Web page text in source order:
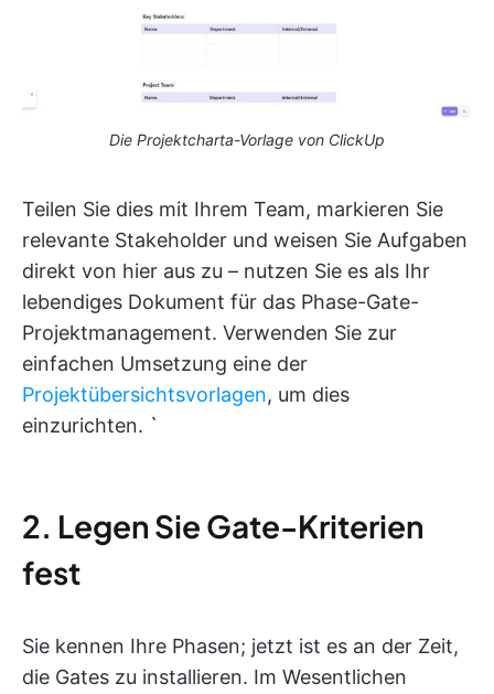
Die Projektcharta-Vorlage von ClickUp
Teilen Sie dies mit Ihrem Team, markieren Sie
relevante Stakeholder und weisen Sie Aufgaben
direkt von hier aus zu – nutzen Sie es als Ihr
lebendiges Dokument für das Phase-Gate-
Projektmanagement. Verwenden Sie zur
einfachen Umsetzung eine der
Projektübersichtsvorlagen, um dies
einzurichten. `
2. Legen Sie Gate-Kriterien
fest
Sie kennen Ihre Phasen; jetzt ist es an der Zeit,
die Gates zu installieren. Im Wesentlichen